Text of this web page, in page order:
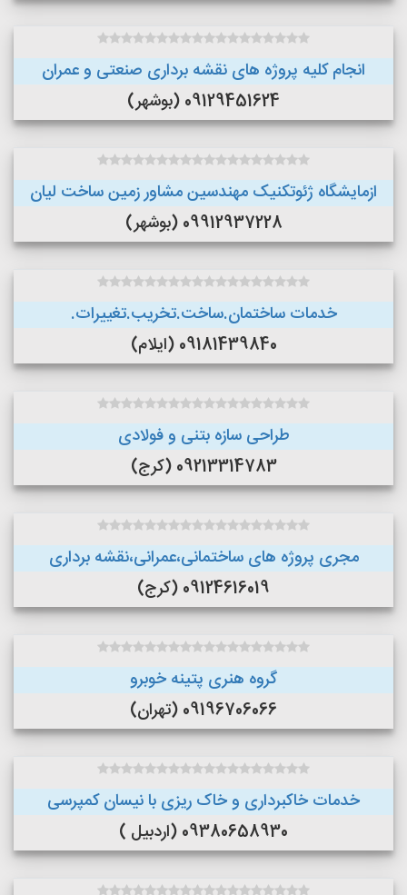
انجام کلیه پروژه های نقشه برداری صنعتی و عمران
09129451624 (بوشهر)
ازمایشگاه ژئوتکنیک مهندسین مشاور زمین ساخت لیان
09912937228 (بوشهر)
خدمات ساختمان.ساخت.تخریب.تغییرات.
09181439840 (ایلام)
طراحی سازه بتنی و فولادی
09213314783 (کرج)
مجری پروژه های ساختمانی،عمرانی،نقشه برداری
09124616019 (کرج)
گروه هنری پتینه خوبرو
09196706066 (تهران)
خدمات خاکبرداری و خاک ریزی با نیسان کمپرسی
09380658930 (اردبیل )